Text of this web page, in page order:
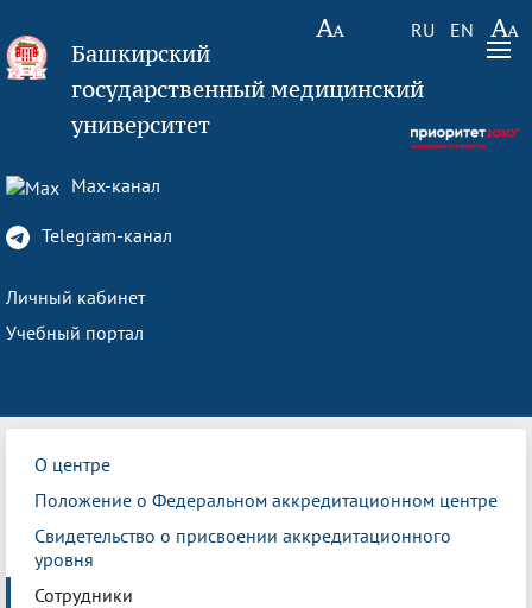
RU EN
Башкирский
государственный медицинский
университет
Max-канал
Telegram-канал
Личный кабинет
Учебный портал
О центре
Положение о Федеральном аккредитационном центре
Свидетельство о присвоении аккредитационного
уровня
Сотрудники